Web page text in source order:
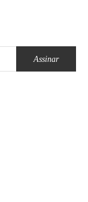
Assinar